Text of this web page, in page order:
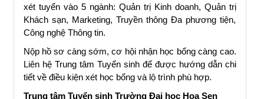
xét tuyển vào 5 ngành: Quản trị Kinh doanh, Quản trị
Khách sạn, Marketing, Truyền thông Đa phương tiện,
Công nghệ Thông tin.
Nộp hồ sơ càng sớm, cơ hội nhận học bổng càng cao.
Liên hệ Trung tâm Tuyển sinh để được hướng dẫn chi
tiết về điều kiện xét học bổng và lộ trình phù hợp.
Trung tâm Tuyển sinh Trường Đại học Hoa Sen